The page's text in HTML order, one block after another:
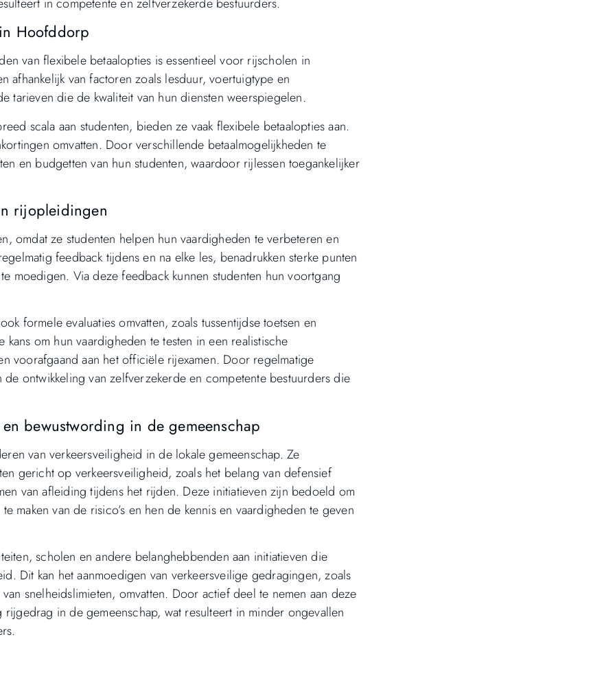
Hoofddorp
van flexibele betaalopties is essentieel voor rijscholen in
afhankelijk van factoren zoals lesduur, voertuigtype en
tarieven die de kwaliteit van hun diensten weerspiegelen.
scala aan studenten, bieden ze vaak flexibele betaalopties aan.
omvatten. Door verschillende betaalmogelijkheden te
en budgetten van hun studenten, waardoor rijlessen toegankelijker
rijopleidingen
omdat ze studenten helpen hun vaardigheden te verbeteren en
feedback tijdens en na elke les, benadrukken sterke punten
moedigen. Via deze feedback kunnen studenten hun voortgang
formele evaluaties omvatten, zoals tussentijdse toetsen en
om hun vaardigheden te testen in een realistische
voorafgaand aan het officiële rijexamen. Door regelmatige
ontwikkeling van zelfverzekerde en competente bestuurders die
bewustwording in de gemeenschap
van verkeersveiligheid in de lokale gemeenschap. Ze
gericht op verkeersveiligheid, zoals het belang van defensief
van afleiding tijdens het rijden. Deze initiatieven zijn bedoeld om
maken van de risico’s en hen de kennis en vaardigheden te geven
scholen en andere belanghebbenden aan initiatieven die
Dit kan het aanmoedigen van verkeersveilige gedragingen, zoals
snelheidslimieten, omvatten. Door actief deel te nemen aan deze
in de gemeenschap, wat resulteert in minder ongevallen